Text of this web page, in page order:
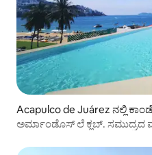
Acapulco de Juárez ನಲ್ಲಿ
ಅರ್ಮಾಂಡೊಸ್ ಲೆ ಕ್ಲಬ್. ಸಮುದ್ರದ